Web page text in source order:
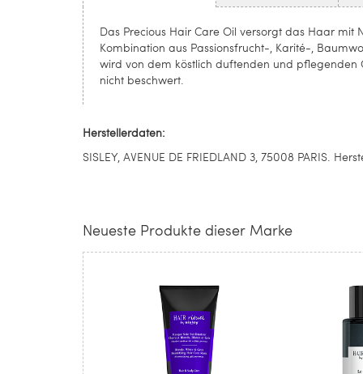
Das Precious Hair Care Oil versorgt das Haar
Kombination aus Passionsfrucht-, Karité-,
wird von dem köstlich duftenden und pflegenden
nicht beschwert.
Herstellerdaten:
SISLEY, AVENUE DE FRIEDLAND 3, 75008 PARIS.
Neueste Produkte dieser Marke